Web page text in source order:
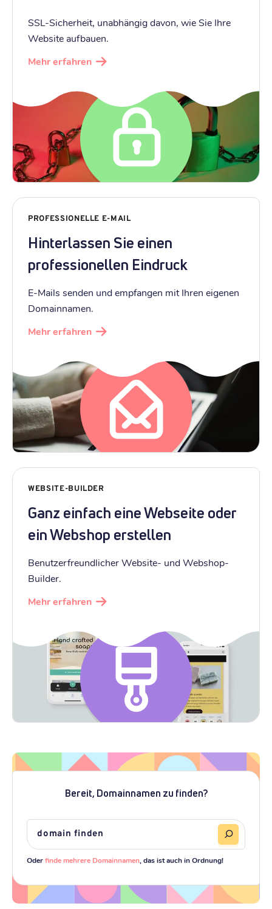
SSL-Sicherheit, unabhängig davon, wie Sie Ihre
Website aufbauen.
Mehr erfahren
PROFESSIONELLE E-MAIL
Hinterlassen Sie einen
professionellen Eindruck
E-Mails senden und empfangen mit Ihren eigenen
Domainnamen.
Mehr erfahren
WEBSITE-BUILDER
Ganz einfach eine Webseite oder
ein Webshop erstellen
Benutzerfreundlicher Website- und Webshop-
Builder.
Mehr erfahren
Bereit, Domainnamen zu finden?
Oderfinde mehrere Domainnamen , das ist auch in Ordnung!